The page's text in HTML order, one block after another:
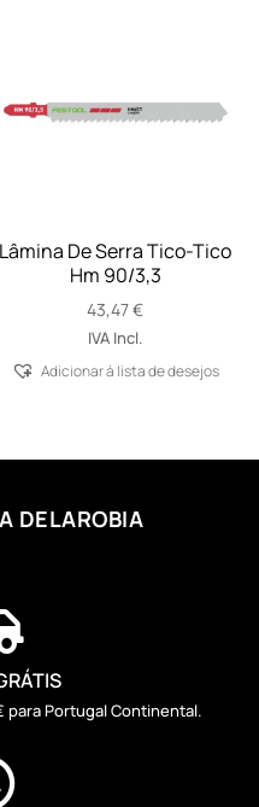
Lâmina De Serra Tico-Tico
Hm 90/3,3
43,47€
IVA Incl.
Adicionar á lista de desejos
DELAROBIA
para Portugal Continental.